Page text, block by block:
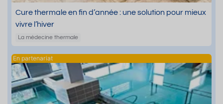
Cure thermale en fin d’année : une solution pour mieux
vivre l’hiver
La médecine thermale